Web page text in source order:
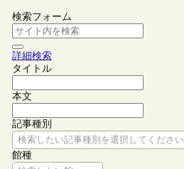
検索フォーム
詳細検索
タイトル
本文
記事種別
検索したい記事種別を選択してください
館種